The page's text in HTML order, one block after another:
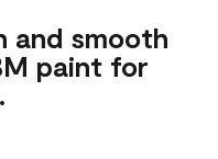
and smooth
paint for